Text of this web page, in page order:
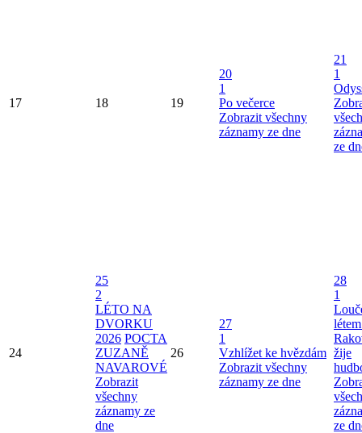
17 18 19
20
1
Po večerce
Zobrazit všechny
záznamy ze dne
21
1
ze
24
25
2
LÉTO NA
DVORKU
2026 POCTA
ZUZANĚ
NAVAROVÉ
Zobrazit
všechny
záznamy ze
dne
26
27
1
Vzhlížet ke hvězdám
Zobrazit všechny
záznamy ze dne
28
1
žije
ze